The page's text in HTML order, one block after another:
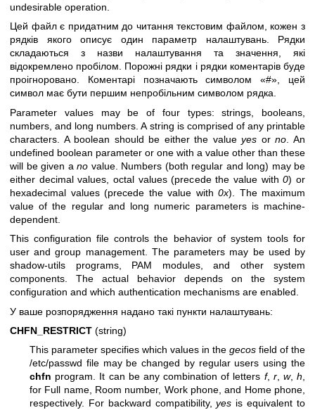
undesirable operation.
Цей файл є придатним до читання текстовим файлом, кожен з
рядків якого описує один параметр налаштувань. Рядки
складаються з назви налаштування та значення, які
відокремлено пробілом. Порожні рядки і рядки коментарів буде
проігноровано. Коментарі позначають символом «#», цей
символ має бути першим непробільним символом рядка.
Parameter values may be of four types: strings, booleans,
numbers, and long numbers. A string is comprised of any printable
characters. A boolean should be either the valueyes orno . An
undefined boolean parameter or one with a value other than these
will be given a no value. Numbers (both regular and long) may be
either decimal values, octal values (precede the value with0) or
hexadecimal values (precede the value with 0x). The maximum
value of the regular and long numeric parameters is machine-
dependent.
This configuration file controls the behavior of system tools for
user and group management. The parameters may be used by
shadow-utils programs, PAM modules, and other system
components. The actual behavior depends on the system
configuration and which authentication mechanisms are enabled.
У ваше розпорядження надано такі пункти налаштувань:
CHFN_RESTRICT (string)
This parameter specifies which values in the gecos field of the
/etc/passwd file may be changed by regular users using the
chfn program. It can be any combination of letters f, r, w,h,
for Full name, Room number, Work phone, and Home phone,
respectively. For backward compatibility,yes is equivalent to